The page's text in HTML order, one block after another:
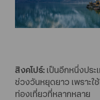
สิงคโปร์: เป็นอีกหนึ่งประ
ช่วงวันหยุดยาว เพราะใ
ท่องเที่ยวที่หลากหลาย